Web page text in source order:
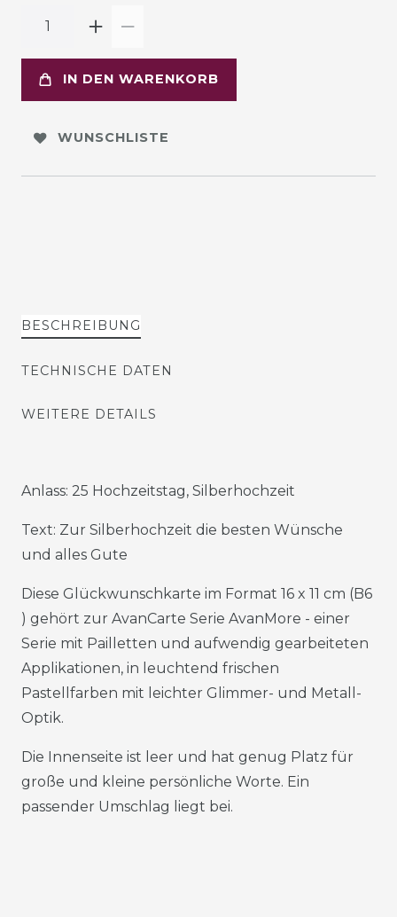
IN DEN WARENKORB
WUNSCHLISTE
BESCHREIBUNG
TECHNISCHE DATEN
WEITERE DETAILS
Anlass: 25 Hochzeitstag, Silberhochzeit
Text: Zur Silberhochzeit die besten Wünsche
und alles Gute
Diese Glückwunschkarte im Format 16 x 11 cm (B6
) gehört zur AvanCarte Serie AvanMore - einer
Serie mit Pailletten und aufwendig gearbeiteten
Applikationen, in leuchtend frischen
Pastellfarben mit leichter Glimmer- und Metall-
Optik.
Die Innenseite ist leer und hat genug Platz für
große und kleine persönliche Worte. Ein
passender Umschlag liegt bei.